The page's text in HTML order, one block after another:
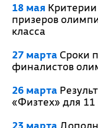
18 мая
призеров
класса
27 мартаСроки
финалистов
26 марта
«Физтех» для 11